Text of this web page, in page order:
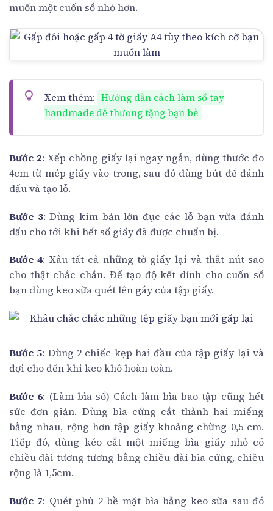
muốn một cuốn sổ nhỏ hơn.
Xem thêm: Hướng dẫn cách làm sổ tay
handmade dễ thương tặng bạn bè
Bước 2: Xếp chồng giấy lại ngay ngắn, dùng thước đo
4cm từ mép giấy vào trong, sau đó dùng bút để đánh
dấu và tạo lỗ.
Bước 3: Dùng kim bản lớn đục các lỗ bạn vừa đánh
dấu cho tới khi hết số giấy đã được chuẩn bị.
Bước 4: Xâu tất cả những tờ giấy lại và thắt nút sao
cho thật chắc chắn. Để tạo độ kết dính cho cuốn sổ
bạn dùng keo sữa quét lên gáy của tập giấy.
Bước 5: Dùng 2 chiếc kẹp hai đầu của tập giấy lại và
đợi cho đến khi keo khô hoàn toàn.
Bước 6: (Làm bìa sổ) Cách làm bìa bao tập cũng hết
sức đơn giản. Dùng bìa cứng cắt thành hai miếng
bằng nhau, rộng hơn tập giấy khoảng chừng 0,5 cm.
Tiếp đó, dùng kéo cắt một miếng bìa giấy nhỏ có
chiều dài tương tương bằng chiều dài bìa cứng, chiều
rộng là 1,5cm.
Bước 7: Quét phủ 2 bề mặt bìa bằng keo sữa sau đó